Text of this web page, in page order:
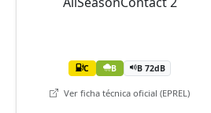
C B B 72dB
Ver ficha técnica oficial (EPREL)